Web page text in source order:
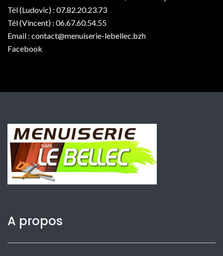
Tél (Ludovic) : 07.82.20.23.73
Tél (Vincent) : 06.67.60.54.55
Email : contact@menuiserie-lebellec.bzh
Facebook
A propos